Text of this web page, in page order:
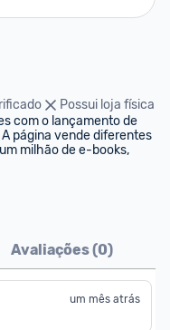
Possui loja física
com o lançamento de
página vende diferentes
milhão de e-books,
Avaliações (0)
um mês atrás